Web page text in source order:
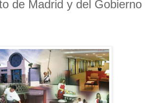
de Madrid y del Gobierno